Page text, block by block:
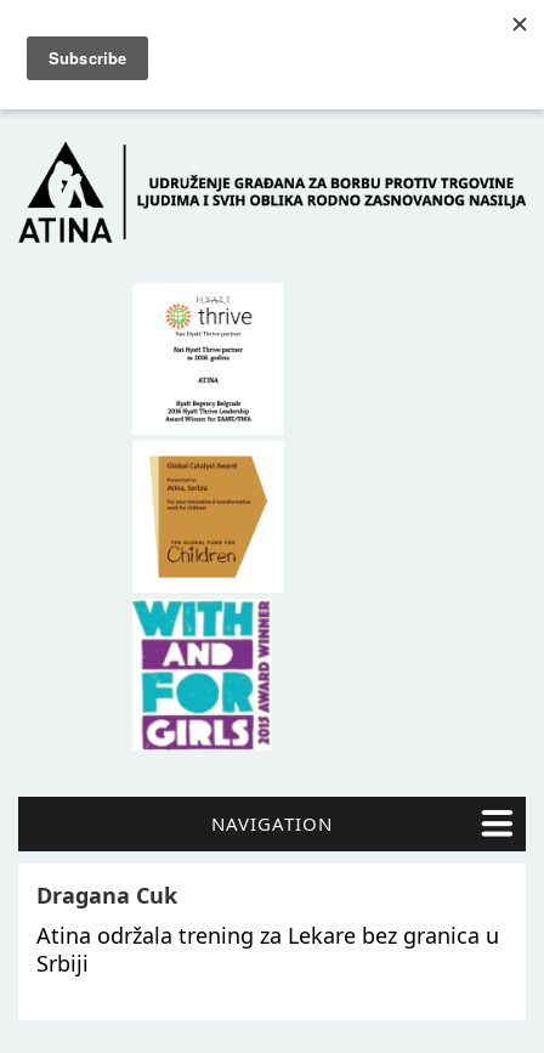
POČETNA O NAMA
NAVIGATION
Dragana Cuk
Atina održala trening za Lekare bez granica u
Srbiji